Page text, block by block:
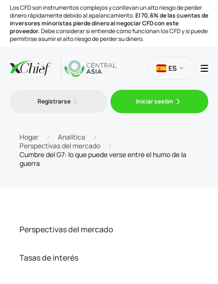
Los CFD son instrumentos complejos y conllevan un alto riesgo de perder
dinero rápidamente debido al apalancamiento.El 70,6% de las cuentas de
inversores minoristas pierde dinero al negociar CFD con este
proveedor.Debe considerar si entiende cómo funcionan los CFD y si puede
permitirse asumir el alto riesgo de perder su dinero.
Herramientas
ES
Registrarse Iniciar sesión
Hogar
Analítica
Perspectivas del mercado
Cumbre del G7: lo que puede verse entre el humo de la
guerra
Perspectivas del mercado
Tasas de interés